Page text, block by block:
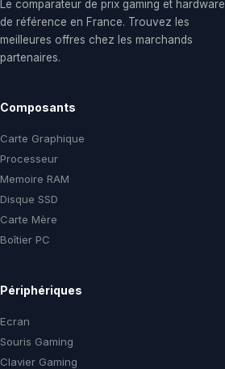
Le comparateur de prix gaming et hardware
de référence en France. Trouvez les
meilleures offres chez les marchands
partenaires.
Composants
Carte Graphique
Processeur
Memoire RAM
Disque SSD
Carte Mère
Boîtier PC
Périphériques
Ecran
Souris Gaming
Clavier Gaming